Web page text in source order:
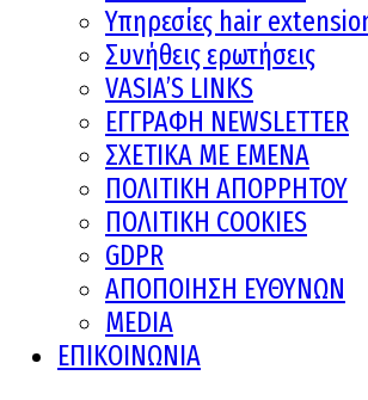
Υπηρεσίες hair
Συνήθεις ερωτήσεις
VASIA’S LINKS
ΕΓΓΡΑΦΗ NEWSLETTER
ΣΧΕΤΙΚΑ ΜΕ ΕΜΕΝΑ
ΠΟΛΙΤΙΚΗ ΑΠΟΡΡΗΤΟΥ
ΠΟΛΙΤΙΚΗ COOKIES
GDPR
ΑΠΟΠΟΙΗΣΗ ΕΥΘΥΝΩΝ
MEDIA
ΕΠΙΚΟΙΝΩΝΙΑ